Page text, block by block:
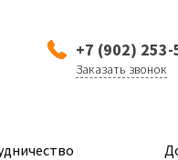
+7 (902) 253-
Заказать звонок